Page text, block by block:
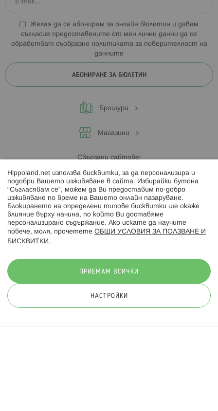
Желая да се абонирам за онлайн бюлетин и давам
съгласие предоставените от мен лични данни да се
обработват съобразно политиката за поверителност на
данните
АБОНИРАНЕ ЗА БЮЛЕТИН
Брошури
Магазини
Свързани сайтове:
Hippoland.ro
Последвайте ни:
© 2026 Hippoland.net. Всички права запазени
Hippoland.net използва бисквитки, за да персонализира и
подобри Вашето изживяване в сайта. Избирайки бутона
“Съгласявам се”, можем да Ви предоставим по-добро
изживяване по време на Вашето онлайн пазаруване.
Блокирането на определени типове бисквитки ще окаже
влияние върху начина, по който Ви доставяме
персонализирано съдържание. Ако искате да научите
повече, моля, прочетете ОБЩИ УСЛОВИЯ ЗА ПОЛЗВАНЕ И
БИСКВИТКИ .
ПРИЕМАМ ВСИЧКИ
НАСТРОЙКИ